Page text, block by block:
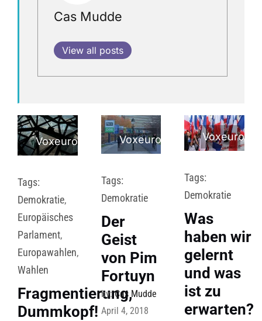
Cas Mudde
View all posts
Voxeurop
Tags:
Demokratie,
Europäisches
Parlament,
Europawahlen,
Wahlen
Fragmentierung,
Dummkopf!
Voxeurop
Tags:
Demokratie
Der
Geist
von Pim
Fortuyn
by:Cas Mudde
April 4, 2018
Voxeurop
Tags:
Demokratie
Was
haben wir
gelernt
und was
ist zu
erwarten?